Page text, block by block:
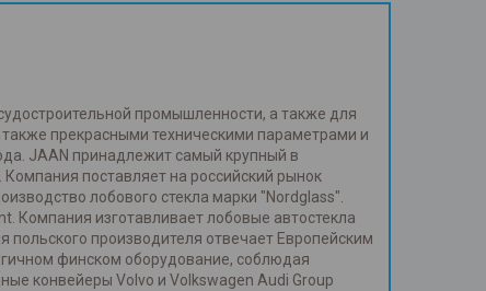
промышленности, а также для
прекрасными техническими параметрами и
JAAN принадлежит самый крупный в
поставляет на российский рынок
лобового стекла марки "Nordglass".
Компания изготавливает лобовые автостекла
производителя отвечает Европейским
финском оборудование, соблюдая
конвейеры Volvo и Volkswagen Audi Group